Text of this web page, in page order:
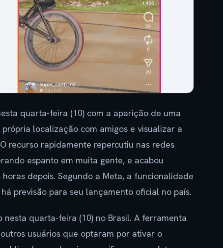
quarta-feira (10) com a aparição de uma
localização com amigos e visualizar a
recurso rapidamente repercutiu nas redes
espanto em muita gente, e acabou
depois. Segundo a Meta, a funcionalidade
previsão para seu lançamento oficial no país.
quarta-feira (10) no Brasil. A ferramenta
usuários que optaram por ativar o